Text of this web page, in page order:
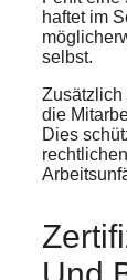
haftet im
selbst.
Zusätzlich
die
Dies